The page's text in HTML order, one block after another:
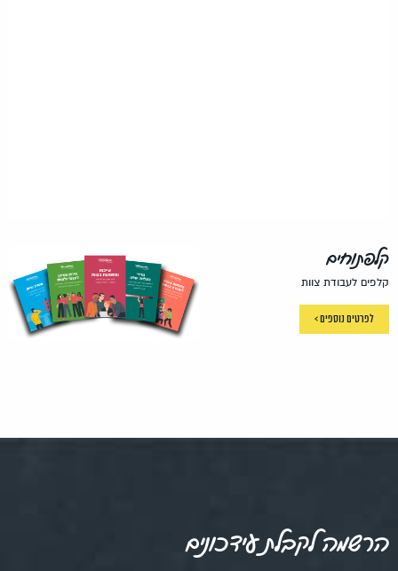
קלפתוחים
קלפים לעבודת צוות
לפרטים נוספים >
הרשמה לקבלת עידכונים